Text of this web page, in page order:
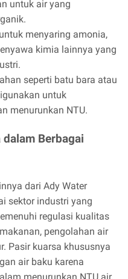
untuk air yang
menyaring amonia,
kimia lainnya yang
seperti batu bara atau
untuk
menurunkan NTU.
Berbagai
dari Ady Water
sektor industri yang
regulasi kualitas
pengolahan air
Pasir kuarsa khususnya
air baku karena